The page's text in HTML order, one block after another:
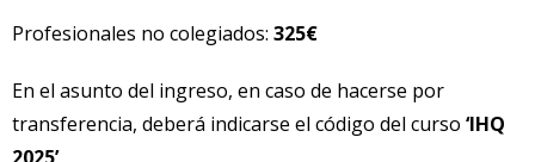
Profesionales no colegiados: 325€
En el asunto del ingreso, en caso de hacerse por
transferencia, deberá indicarse el código del curso ‘IHQ